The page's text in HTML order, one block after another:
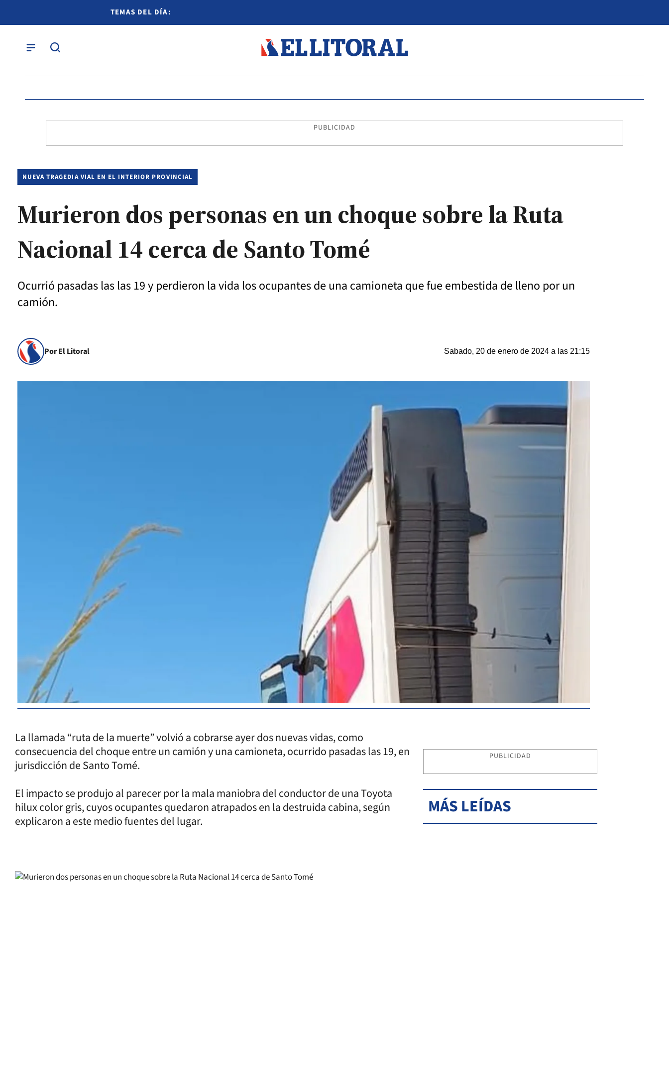
TEMAS DEL DÍA:
PUBLICIDAD
NUEVA TRAGEDIA VIAL EN EL INTERIOR PROVINCIAL
Murieron dos personas en un choque sobre la Ruta
Nacional 14 cerca de Santo Tomé
Ocurrió pasadas las las 19 y perdieron la vida los ocupantes de una camioneta que fue embestida de lleno por un
camión.
Por El Litoral Sabado, 20 de enero de 2024 a las 21:15
La llamada “ruta de la muerte” volvió a cobrarse ayer dos nuevas vidas, como
consecuencia del choque entre un camión y una camioneta, ocurrido pasadas las 19, en
jurisdicción de Santo Tomé.
El impacto se produjo al parecer por la mala maniobra del conductor de una Toyota
hilux color gris, cuyos ocupantes quedaron atrapados en la destruida cabina, según
explicaron a este medio fuentes del lugar.
PUBLICIDAD
MÁS LEÍDAS